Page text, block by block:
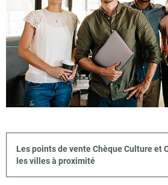
Les points de vente Chèque Culture et
les villes à proximité